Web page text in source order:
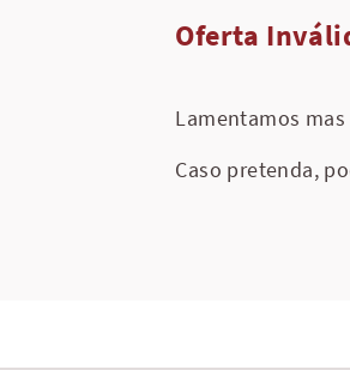
Oferta
Lamentamos
Caso pretenda,